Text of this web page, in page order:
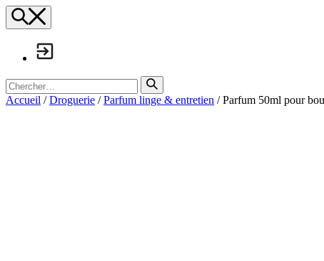
Search
Search
for
Accueil /Droguerie /Parfum linge & entretien / Parfum 50ml pour